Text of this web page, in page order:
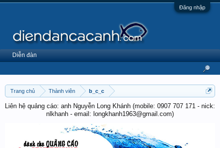
Đăng nhập
Trang chủ Thành viên b_c_c
Liên hệ quảng cáo: anh Nguyễn Long Khánh (mobile: 0907 707 171 - nick:
nlkhanh - email: longkhanh1963@gmail.com)
Diễn đàn